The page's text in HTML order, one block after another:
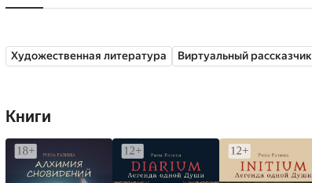
Художественная литература Виртуальный рассказчик
Книги